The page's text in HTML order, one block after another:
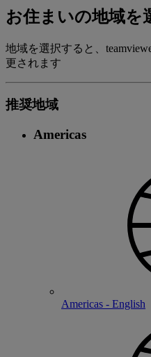
お住まいの地域を
地域を選択すると、
更されます
推奨地域
Americas
Americas - English